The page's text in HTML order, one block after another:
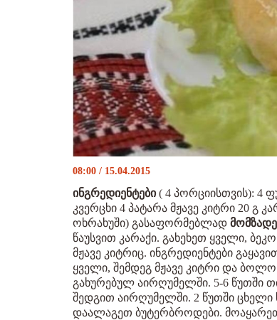
08:00 / 15.04.2015
ინგრედიენტები( 4 პორციისთვის): 4
კვერცხი 4 პატარა მჟავე კიტრი 20 გ
ოხრახუში) გასაფორმებლად
წაუსვით კარაქი. გახეხეთ ყველი,
მჟავე კიტრიც. ინგრედიენტები
ყველი, შემდეგ მჟავე კიტრი და
გახურებულ აირღუმელში. 5-6 წუთში
შედგით აირღუმელში. 2 წუთში
დაალაგეთ ბუტერბროდები.